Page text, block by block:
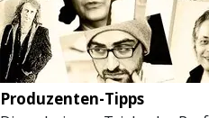
Produzenten-Tipps